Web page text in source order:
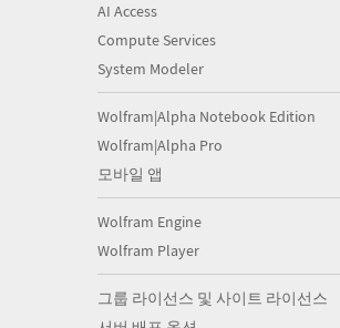
AI Access
Compute Services
System Modeler
Wolfram|Alpha Notebook Edition
Wolfram|Alpha Pro
모바일 앱
Wolfram Engine
Wolfram Player
그룹 라이선스 및 사이트 라이선스